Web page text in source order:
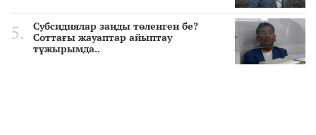
Субсидиялар заңды төленген бе?
Соттағы жауаптар айыптау
тұжырымда..